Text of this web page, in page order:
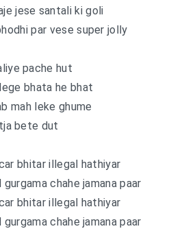
jese santali ki goli
par vese super jolly
pache hut
bhata he bhat
mah leke ghume
bete dut
bhitar illegal hathiyar
chahe jamana paar
bhitar illegal hathiyar
chahe jamana paar